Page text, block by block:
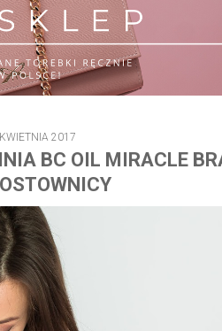
2017
BC OIL MIRACLE